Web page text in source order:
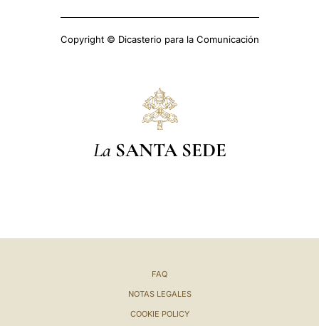
Copyright © Dicasterio para la Comunicación
La SANTA SEDE
FAQ
NOTAS LEGALES
COOKIE POLICY